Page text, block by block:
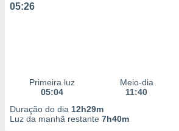
05:26
Primeira luz
05:04
Meio-dia
11:40
Duração do dia 12h29m
Luz da manhã restante 7h40m